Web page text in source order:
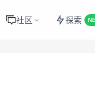
社区 探索